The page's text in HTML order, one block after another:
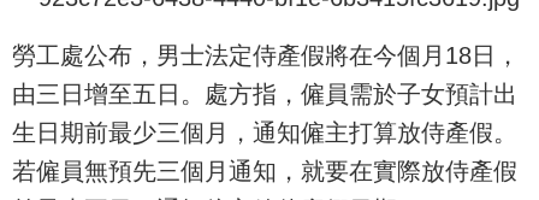
勞工處公布，男士法定侍產假將在今個月18日，
由三日增至五日。處方指，僱員需於子女預計出
生日期前最少三個月，通知僱主打算放侍產假。
若僱員無預先三個月通知，就要在實際放侍產假